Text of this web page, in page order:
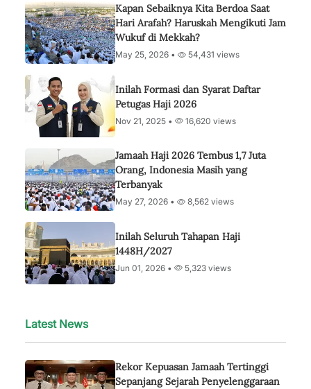
Kapan Sebaiknya Kita Berdoa Saat
Hari Arafah? Haruskah Mengikuti Jam
Wukuf di Mekkah?
May 25, 2026 • 54,431 views
Inilah Formasi dan Syarat Daftar
Petugas Haji 2026
Nov 21, 2025 • 16,620 views
Jamaah Haji 2026 Tembus 1,7 Juta
Orang, Indonesia Masih yang
Terbanyak
May 27, 2026 • 8,562 views
Inilah Seluruh Tahapan Haji
1448H/2027
Jun 01, 2026 • 5,323 views
Latest News
Rekor Kepuasan Jamaah Tertinggi
Sepanjang Sejarah Penyelenggaraan